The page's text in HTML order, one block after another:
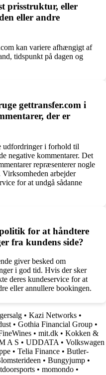
prisstruktur, eller
eller andre
kan variere afhængigt af
tidspunkt på dagen og
gettransfer.com i
der er
udfordringer i forhold til
negative kommentarer. Det
repræsenterer nogle
Virksomheden arbejder
for at undgå sådanne
for at håndtere
fra kundens side?
giver besked om
i god tid. Hvis der sker
deres kundeservice for at
eller annullere bookingen.
• Kazi Networks •
• Gothia Financial Group •
• mit.dk • Kokken &
A S • UDDATA • Volkswagen
• Telia Finance • Butler-
• Bungyjump •
• momondo •